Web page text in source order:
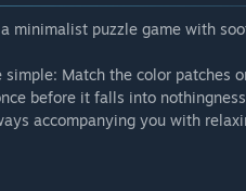
minimalist puzzle game with
simple: Match the color patches
before it falls into
accompanying you with